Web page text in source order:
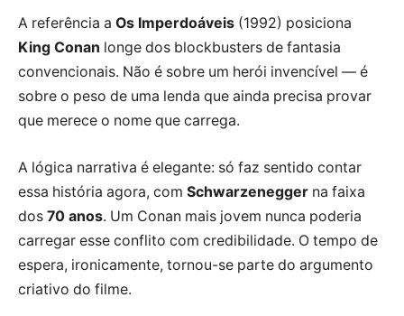
A referência a Os Imperdoáveis (1992) posiciona
King Conan longe dos blockbusters de fantasia
convencionais. Não é sobre um herói invencível — é
sobre o peso de uma lenda que ainda precisa provar
que merece o nome que carrega.
A lógica narrativa é elegante: só faz sentido contar
essa história agora, com Schwarzenegger na faixa
dos 70 anos. Um Conan mais jovem nunca poderia
carregar esse conflito com credibilidade. O tempo de
espera, ironicamente, tornou-se parte do argumento
criativo do filme.